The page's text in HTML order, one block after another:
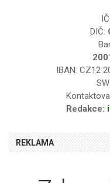
DIČ:
IBAN: CZ12
Redakce:
REKLAMA